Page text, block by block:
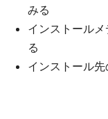
みる
インストール
る
インストール